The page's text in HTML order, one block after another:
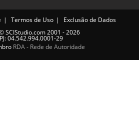
Termos de Uso
Exclusão de Dados
SCIStudio.com2001 - 2026
04.542.994.0001-29
RDA - Rede de Autoridade